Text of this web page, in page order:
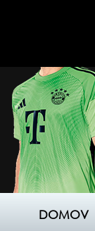
DOMOV